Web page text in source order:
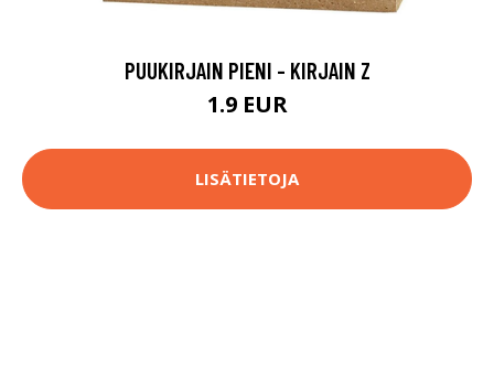
PUUKIRJAIN PIENI - KIRJAIN Z
1.9 EUR
LISÄTIETOJA